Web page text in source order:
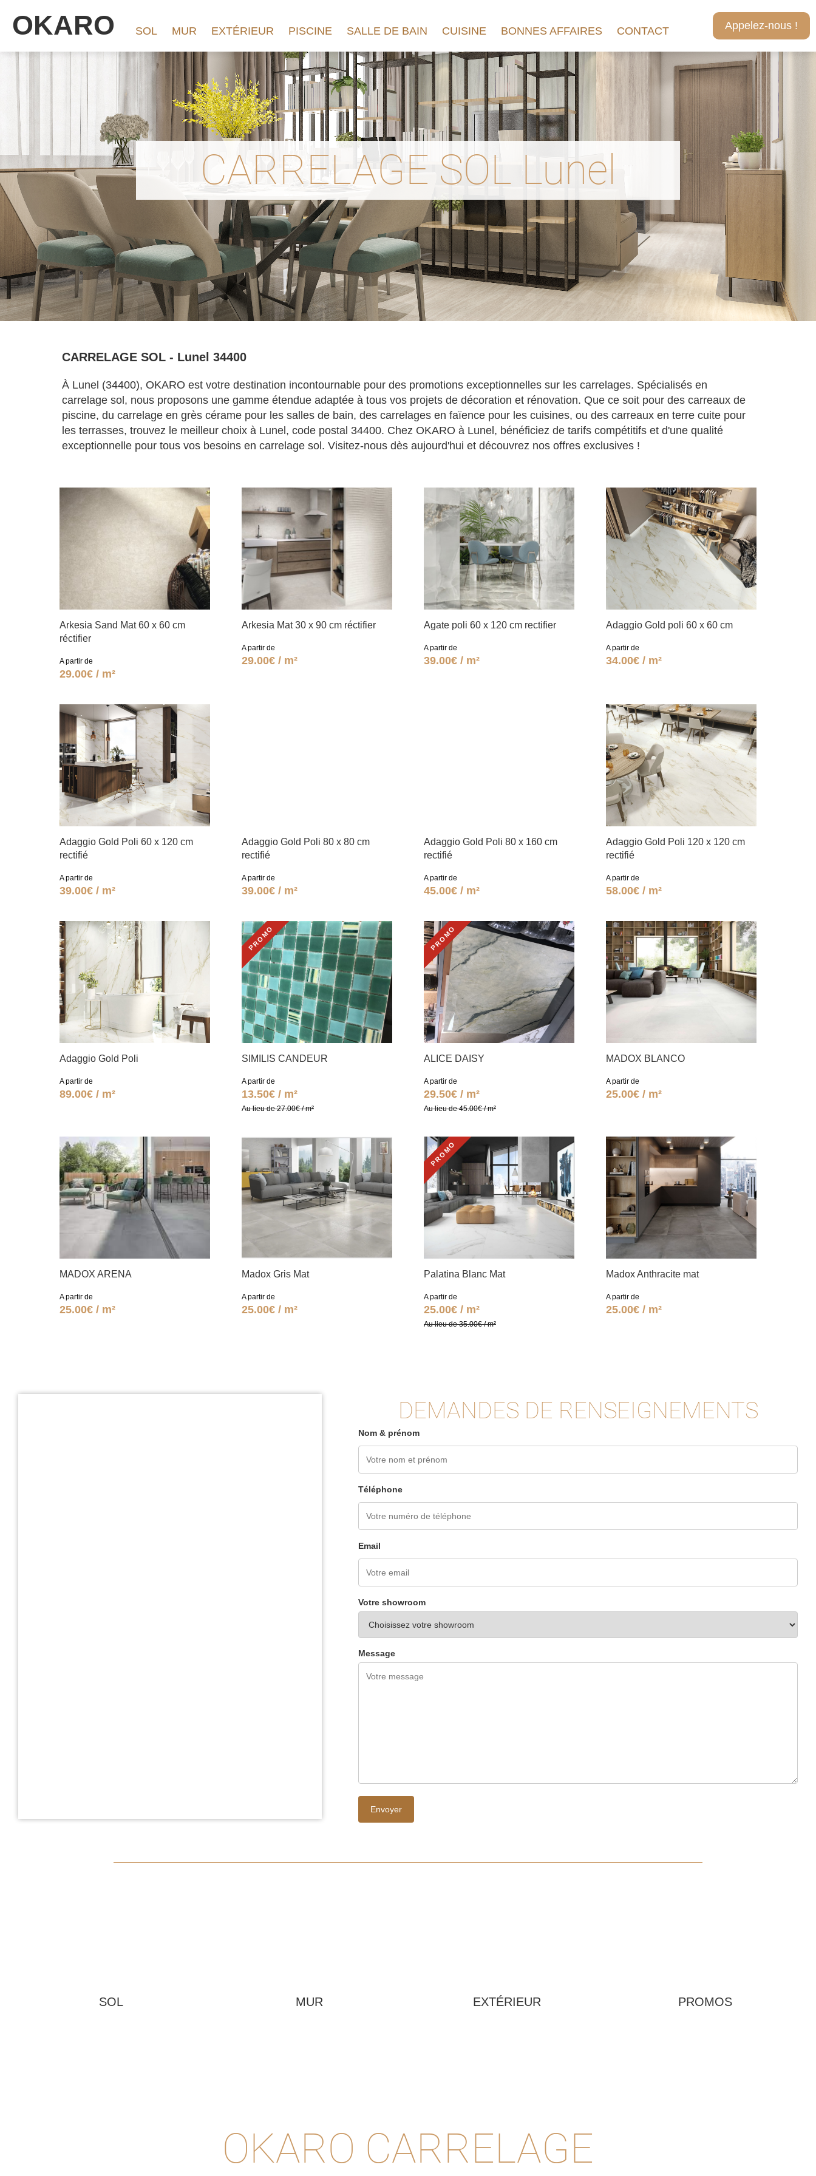
Appelez-nous !
OKARO SOL MUR EXTÉRIEUR PISCINE SALLE DE BAIN CUISINE BONNES AFFAIRES CONTACT
CARRELAGE SOL Lunel
CARRELAGE SOL - Lunel 34400
À Lunel (34400), OKARO est votre destination incontournable pour des promotions exceptionnelles sur les carrelages. Spécialisés en
carrelage sol, nous proposons une gamme étendue adaptée à tous vos projets de décoration et rénovation. Que ce soit pour des carreaux de
piscine, du carrelage en grès cérame pour les salles de bain, des carrelages en faïence pour les cuisines, ou des carreaux en terre cuite pour
les terrasses, trouvez le meilleur choix à Lunel, code postal 34400. Chez OKARO à Lunel, bénéficiez de tarifs compétitifs et d'une qualité
exceptionnelle pour tous vos besoins en carrelage sol. Visitez-nous dès aujourd'hui et découvrez nos offres exclusives !
Arkesia Sand Mat 60 x 60 cm
réctifier
A partir de
29.00€ / m²
Arkesia Mat 30 x 90 cm réctifier
A partir de
29.00€ / m²
Agate poli 60 x 120 cm rectifier
A partir de
39.00€ / m²
Adaggio Gold poli 60 x 60 cm
A partir de
34.00€ / m²
Adaggio Gold Poli 60 x 120 cm
rectifié
A partir de
39.00€ / m²
Adaggio Gold Poli 80 x 80 cm
rectifié
A partir de
39.00€ / m²
Adaggio Gold Poli 80 x 160 cm
rectifié
A partir de
45.00€ / m²
Adaggio Gold Poli 120 x 120 cm
rectifié
A partir de
58.00€ / m²
Adaggio Gold Poli
A partir de
89.00€ / m²
PROMO
SIMILIS CANDEUR
A partir de
13.50€ / m²
Au lieu de 27.00€ / m²
PROMO
ALICE DAISY
A partir de
29.50€ / m²
Au lieu de 45.00€ / m²
MADOX BLANCO
A partir de
25.00€ / m²
MADOX ARENA
A partir de
25.00€ / m²
Madox Gris Mat
A partir de
25.00€ / m²
PROMO
Palatina Blanc Mat
A partir de
25.00€ / m²
Au lieu de 35.00€ / m²
Madox Anthracite mat
A partir de
25.00€ / m²
DEMANDES DE RENSEIGNEMENTS
Nom & prénom
Téléphone
Email
Votre showroom
Message
SOL MUR EXTÉRIEUR PROMOS
OKARO CARRELAGE